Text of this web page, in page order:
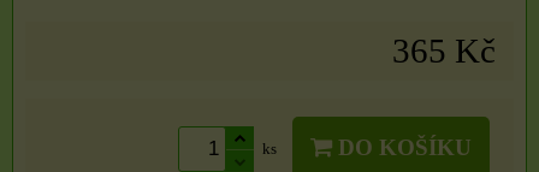
365 Kč
ks DO KOŠÍKU